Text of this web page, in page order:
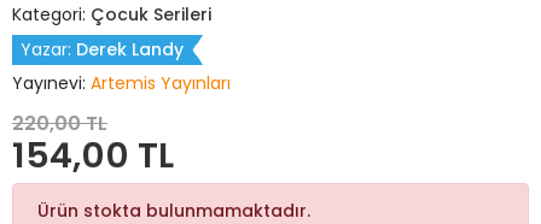
Kategori: Çocuk Serileri
Yazar: Derek Landy
Yayınevi: Artemis Yayınları
220,00 TL
154,00 TL
Ürün stokta bulunmamaktadır.